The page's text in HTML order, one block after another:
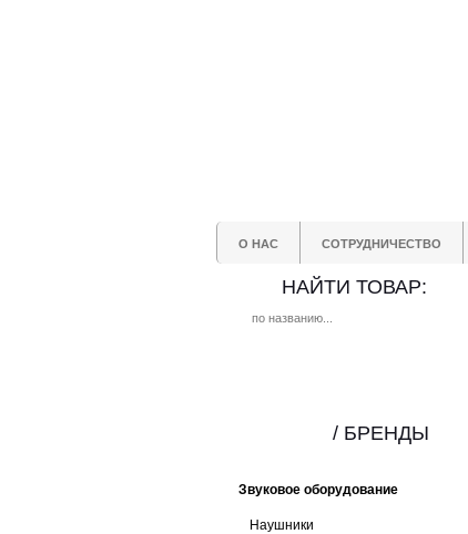
О НАС СОТРУДНИЧЕСТВО
НАЙТИ ТОВАР:
Звуковое оборудование
Наушники
/ БРЕНДЫ